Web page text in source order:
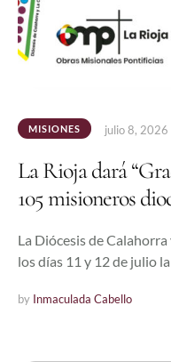
MISIONES julio 8, 2026
La Rioja dará
105 misioneros
La Diócesis de
los días 11 y 12 de julio
by Inmaculada Cabello